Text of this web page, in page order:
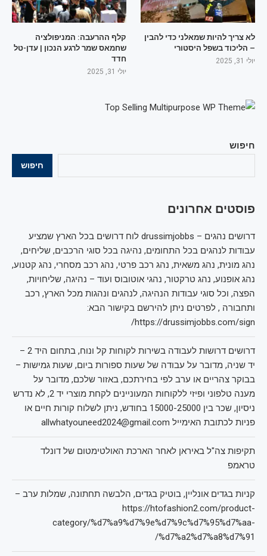
חיפוש
חיפוש
פוסטים אחרונים
דרושים נהגים – drussimjobbs לוח דרושים בכל הארץ שמציע
עבודות לנהגים בכל התחומים, נהיגה בכל סוגי הרכבים, שליחים,
נהג מונית, נהג משאית, נהג רכב פרטי, נהג רכב מסחרי, נהג קטנוע,
נהג אופנוע, נהג טרקטור, נהגי אוטובוס ועוד – נהיגה, שליחויות,
הפצה, וכל סוגי עבודות הנהיגה, לנהגים ונהגות מכל הארץ, רכב
ותחבורה , לפרטים ניתן להירשם בקישור הבא:
https://drussimjobbs.com/sign/
דרושים דרושות לעבודה בשירות לקוחות קל ונוח, בתחום היד 2 –
יד שניה, מדובר על עבודה של שעות ספורות ביום, שעות גמישות –
בבוקר צהריים או ערב לפי בחירתכם, באזור שלכם, מדובר על
מענה טלפוני ופיזי ללקוחות המעוניינים לקחת מוצרי יד 2, לא נדרש
ניסיון, שכר בין 15000-25000 בחודש, ניתן לשלוח קורות חיים או
פניות לכתובת האימייל allwhatyouneed2024@gmail.com
תקיפות צה"ל באיראן לאחר הארכת האולטימטום של דונלד
טראמפ
קניות בגדים אונליין, בוטיק בגדים, הלבשה תחתונה, שמלות ערב –
https://htofashion2.com/product-
category/%d7%a9%d7%9e%d7%9c%d7%95%d7%aa-
%d7%a2%d7%a8%d7%91/
לא צריך להיות שמאלני כדי להבין
– הליכוד בשפל היסטורי
יולי 31, 2025
קלף ההרעבה: המניפולציה
שחמאס שמר לרגע הנכון | עדן-טל
חדד
יולי 31, 2025